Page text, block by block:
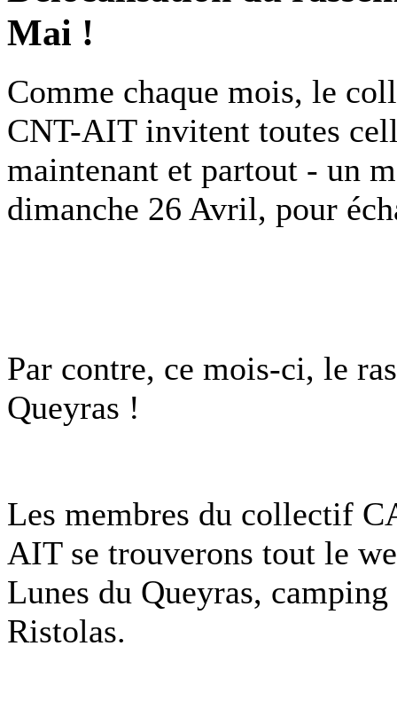
Mai !
Comme chaque mois, le
CNT-AIT invitent toutes
maintenant et partout - un
dimanche 26 Avril, pour
Par contre, ce mois-ci, le
Queyras !
Les membres du collectif
AIT se trouverons tout le
Lunes du Queyras,
Ristolas.